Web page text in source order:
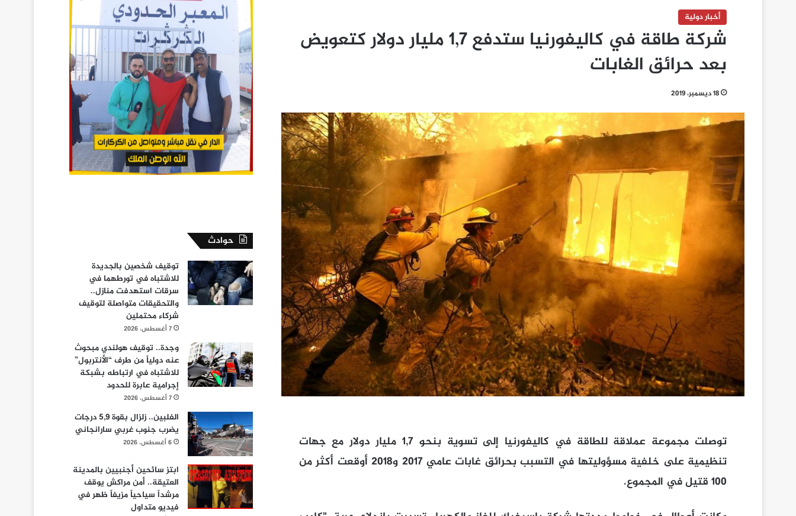
أخبار دولية
شركة طاقة في كاليفورنيا ستدفع 1,7 مليار دولار كتعويض
بعد حرائق الغابات
18 ديسمبر، 2019
توصلت مجموعة عملاقة للطاقة في كاليفورنيا إلى تسوية بنحو 1,7 مليار دولار مع جهات
تنظيمية على خلفية مسؤوليتها في التسبب بحرائق غابات عامي 2017 و2018 أوقعت أكثر من
100 قتيل في المجموع.
حوادث
توقيف شخصين بالجديدة
للاشتباه في تورطهما في
سرقات استهدفت منازل..
والتحقيقات متواصلة لتوقيف
شركاء محتملين
7 أغسطس، 2026
وجدة.. توقيف هولندي مبحوث
عنه دولياً من طرف “الأنتربول”
للاشتباه في ارتباطه بشبكة
إجرامية عابرة للحدود
7 أغسطس، 2026
الفلبين.. زلزال بقوة 5,9 درجات
يضرب جنوب غربي سارانجاني
6 أغسطس، 2026
ابتز سائحين أجنبيين بالمدينة
العتيقة.. أمن مراكش يوقف
مرشداً سياحياً مزيفاً ظهر في
فيديو متداول